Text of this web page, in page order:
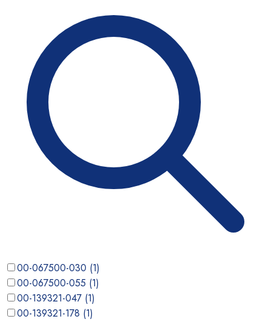
00-067500-030 (1)
00-067500-055 (1)
00-139321-047 (1)
00-139321-178 (1)